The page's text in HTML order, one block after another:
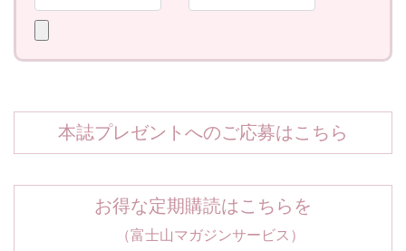
本誌プレゼントへのご応募はこちら
お得な定期購読はこちらを
（富士山マガジンサービス）